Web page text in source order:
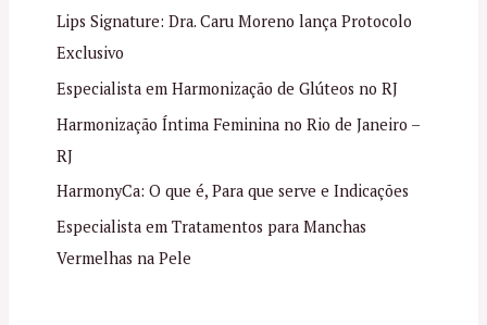
Lips Signature: Dra. Caru Moreno lança Protocolo
Exclusivo
Especialista em Harmonização de Glúteos no RJ
Harmonização Íntima Feminina no Rio de Janeiro –
RJ
HarmonyCa: O que é, Para que serve e Indicações
Especialista em Tratamentos para Manchas
Vermelhas na Pele